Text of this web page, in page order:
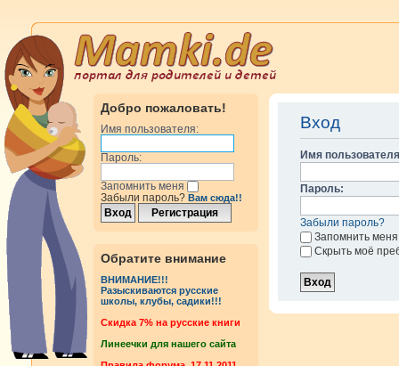
Добро пожаловать!
Имя пользователя:
Пароль:
Запомнить меня
Забыли пароль? Вам сюда!!
Обратите внимание
ВНИМАНИЕ!!!
Разыскиваются русские
школы, клубы, садики!!!
Cкидка 7% на русские книги
Линеечки для нашего сайта
Вход
Имя
Пароль:
Забыли пароль?
Запомнить меня
Скрыть моё